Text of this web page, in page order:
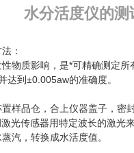
水分活度仪的测
：
质影响，是*可精确测定所
达到±0.005aw的准确度。
品仓，合上仪器盖子，密
光传感器用特定波长的激光
汽，转换成水活度值。